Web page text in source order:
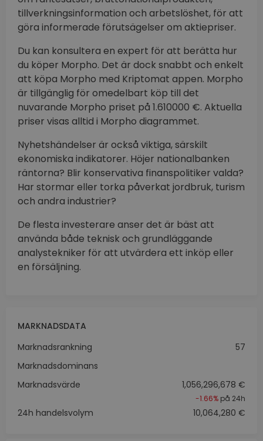
tillverkningsinformation och arbetslöshet, för att
göra informerade förutsägelser om aktiepriser.
Du kan konsultera en expert för att berätta hur
du köper Morpho. Det är dock snabbt och enkelt
att köpa Morpho med Kriptomat appen. Morpho
är tillgänglig för omedelbart köp till det
nuvarande Morpho priset på 1.610000 €. Aktuella
priser visas alltid i Morpho diagrammet.
Nyhetshändelser är också viktiga, särskilt
ekonomiska indikatorer. Höjer nationalbanken
räntorna? Blir konservativa finanspolitiker valda?
Har stormar eller torka påverkat jordbruk, turism
och andra industrier?
De flesta investerare anser det är bäst att
använda både teknisk och grundläggande
analystekniker för att utvärdera ett inköp eller
en försäljning.
MARKNADSDATA
Marknadsrankning
57
Marknadsdominans
Marknadsvärde
1,056,296,678 €
-1.66% på 24h
24h handelsvolym 10,064,280 €